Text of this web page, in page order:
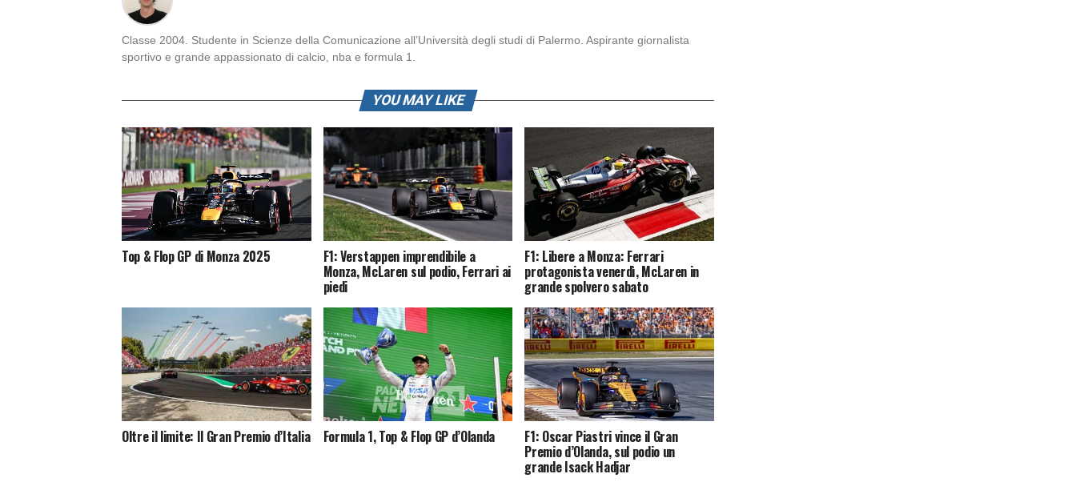
Classe 2004. Studente in Scienze della Comunicazione all’Università degli studi di Palermo. Aspirante giornalista
sportivo e grande appassionato di calcio, nba e formula 1.
YOU MAY LIKE
Top & Flop GP di Monza 2025 F1: Verstappen imprendibile a
Monza, McLaren sul podio, Ferrari ai
piedi
F1: Libere a Monza: Ferrari
protagonista venerdì, McLaren in
grande spolvero sabato
Oltre il limite: Il Gran Premio d’Italia Formula 1, Top & Flop GP d’Olanda F1: Oscar Piastri vince il Gran
Premio d’Olanda, sul podio un
grande Isack Hadjar